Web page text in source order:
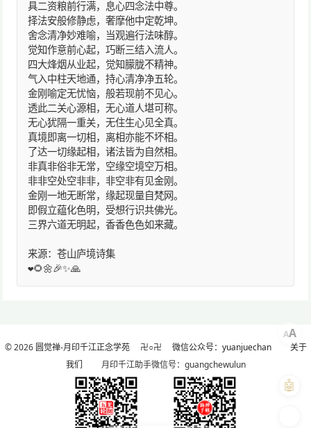
具二资粮前行满，息心四念法中尊。
择法安般修静虑，奢摩他中定乾坤。
舍念清净妙难喻，当观遍行法味醇。
觉知作意前心起，巧断三结入流人。
四大烽烟从业起，觉知朦胧不精神。
气入中柱天地通，持心清净净五轮。
金刚喻定无忧恼，般若现前不见心。
透此二关心源相，无心道人堪可称。
无心犹隔一重关，无住生心见全真。
真境即离一切相，离相亦能不坏相。
了达一切缘起相，诸法皆为自然相。
非真非俗非无常，空缘空境空万相。
非非空处空非非，非空非有见金刚。
金刚一地无断常，缘起现量自梵网。
即假立蕴化色明，受想行识共佛光。
三界六道无明起，香香色色如来藏。
来源：苍山庐境诗集
❤️🌻🌼🎉✨🙏
© 2026 圆觉禅-月印千江正念学苑卍○卍 微信公众号：yuanjuechan
关于
我们 月印千江助手微信号：guangchewulun
AA
🤖